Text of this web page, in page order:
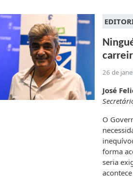
26 de
José
O
forma
seria